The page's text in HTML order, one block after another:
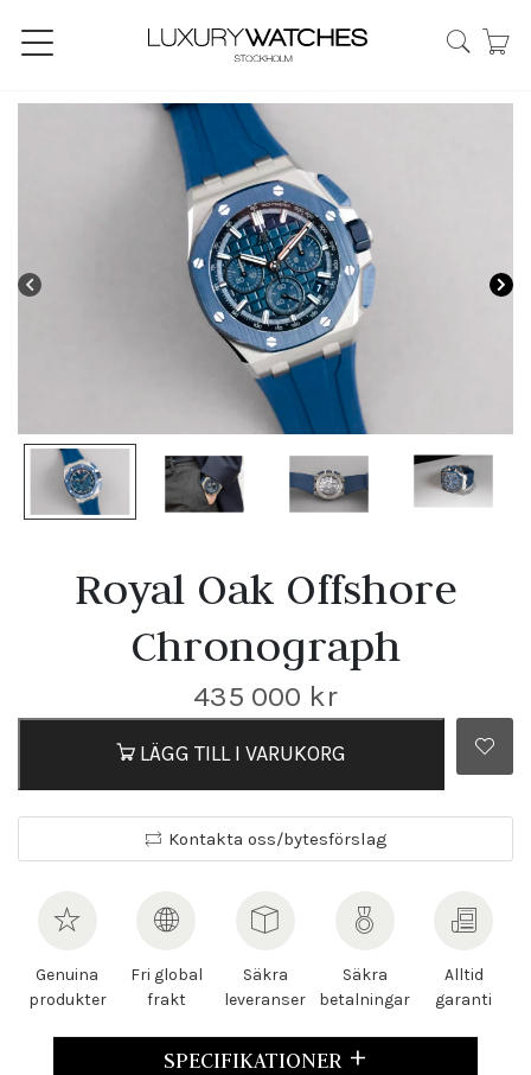
Royal Oak Offshore
Chronograph
435 000 kr
LÄGG TILL I VARUKORG
Kontakta oss/bytesförslag
Genuina
produkter
Fri global
frakt
Säkra
leveranser
Säkra
betalningar
Alltid
garanti
SPECIFIKATIONER